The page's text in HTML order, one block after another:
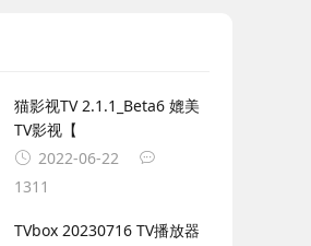
猫影视TV 2.1.1_Beta6 媲美
TV影视【
2022-06-22
1311
TVbox 20230716 TV播放器